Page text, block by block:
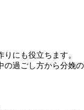
にも役立ちます。
過ごし方から分娩